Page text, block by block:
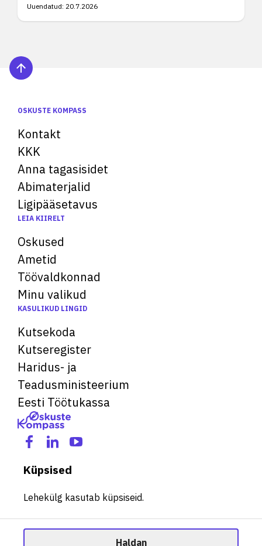
Uuendatud: 20.7.2026
OSKUSTE KOMPASS
Kontakt
KKK
Anna tagasisidet
Abimaterjalid
Ligipääsetavus
LEIA KIIRELT
Oskused
Ametid
Töövaldkonnad
Minu valikud
KASULIKUD LINGID
Kutsekoda
Kutseregister
Haridus- ja
Teadusministeerium
Eesti Töötukassa
Küpsised
Lehekülg kasutab küpsiseid.
Haldan